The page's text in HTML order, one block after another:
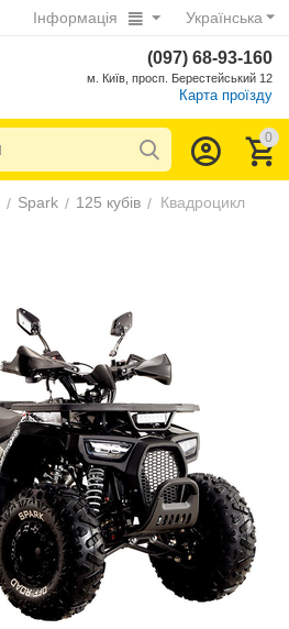
Українська
Інформація
(097) 68-93-160
м. Київ, просп. Берестейський 12
Карта проїзду
0
/ Spark / 125 кубів / Квадроцикл